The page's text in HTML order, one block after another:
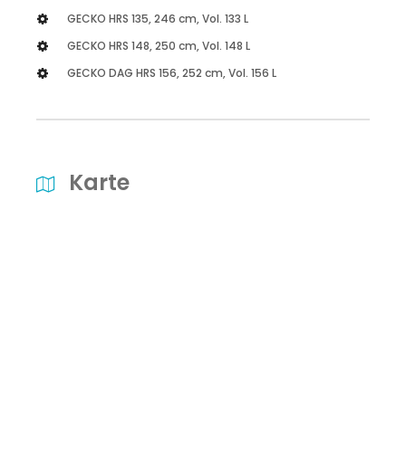
GECKO HRS 135, 246 cm, Vol. 133 L
GECKO HRS 148, 250 cm, Vol. 148 L
GECKO DAG HRS 156, 252 cm, Vol. 156 L
Karte